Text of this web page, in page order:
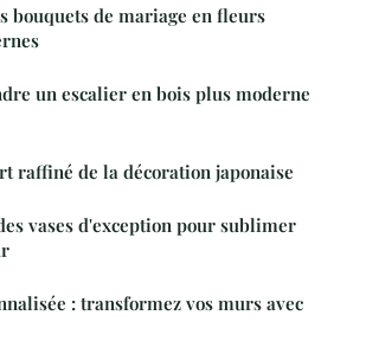
bouquets de mariage en fleurs
un escalier en bois plus moderne
raffiné de la décoration japonaise
vases d'exception pour sublimer
: transformez vos murs avec